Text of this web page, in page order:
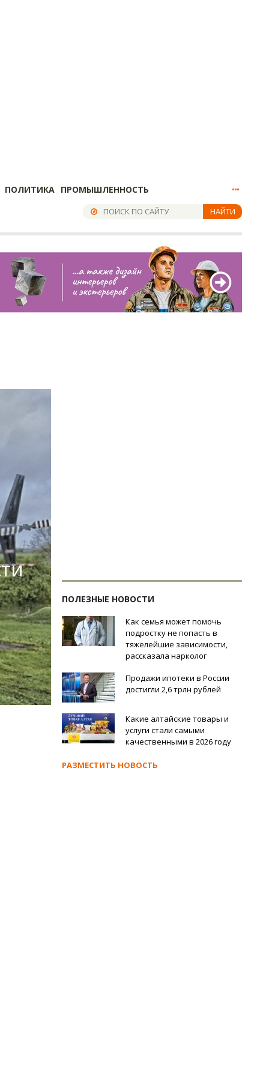
ПОЛИТИКА ПРОМЫШЛЕННОСТЬ
НАЙТИ
ПОЛЕЗНЫЕ НОВОСТИ
Как семья может помочь
подростку не попасть в
тяжелейшие зависимости,
рассказала нарколог
Продажи ипотеки в России
достигли 2,6 трлн рублей
Какие алтайские товары и
услуги стали самыми
качественными в 2026 году
РАЗМЕСТИТЬ НОВОСТЬ